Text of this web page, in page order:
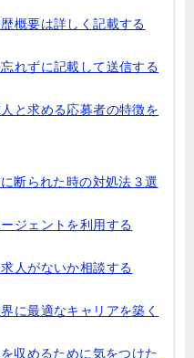
概要は詳しく記載する
れずに記載して送信する
と求める応募者の特徴を
断られた時の対処法３選
ジェントを利用する
人がないか相談する
に最適なキャリアを築く
収めるために気をつけた